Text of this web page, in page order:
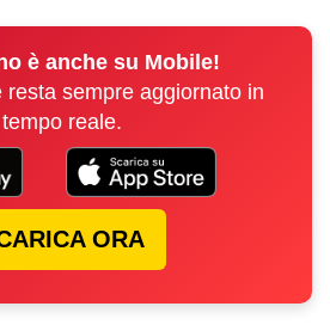
è anche su Mobile!
resta sempre aggiornato in
tempo reale.
ORA